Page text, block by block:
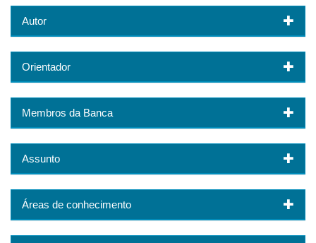
Autor
Orientador
Membros da Banca
Assunto
Áreas de conhecimento